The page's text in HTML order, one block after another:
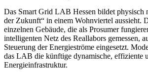
Das Smart Grid LAB Hessen bildet physisch
der Zukunft“ in einem Wohnviertel aussieht.
einzelnen Gebäude, die als Prosumer
intelligenten Netz des Reallabors gemessen,
Steuerung der Energieströme eingesetzt.
das LAB die künftige dynamische, effiziente
Energieinfrastruktur.